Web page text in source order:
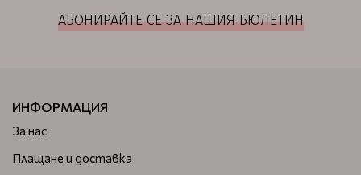
АБОНИРАЙТЕ СЕ ЗА НАШИЯ БЮЛЕТИН
ИНФОРМАЦИЯ
За нас
Плащане и доставка